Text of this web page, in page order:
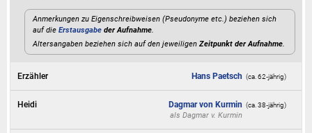
Anmerkungen zu Eigenschreibweisen (Pseudonyme etc.) beziehen sich
auf dieErstausgabe der Aufnahme.
Altersangaben beziehen sich auf den jeweiligenZeitpunkt der Aufnahme.
Erzähler Hans Paetsch (ca. 62‑jährig)
Heidi Dagmar von Kurmin
alsDagmar v. Kurmin
(ca. 38‑jährig)